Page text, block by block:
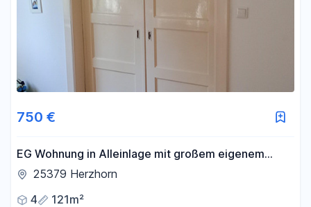
750 €
EG Wohnung in Alleinlage mit großem eigenem
Gartenanteil
25379 Herzhorn
4
121m²